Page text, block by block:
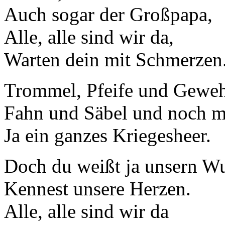
Auch sogar der Großpapa,
Alle, alle sind wir da,
Warten dein mit
Trommel, Pfeife und
Fahn und Säbel und noch
Ja ein ganzes Kriegesheer.
Doch du weißt ja unsern
Kennest unsere Herzen.
Alle, alle sind wir da